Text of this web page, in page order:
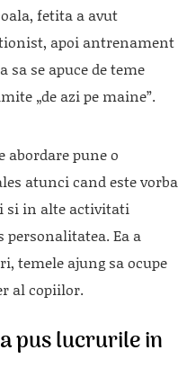
fetita a avut
apoi antrenament
sa se apuce de teme
„de azi pe maine”.
abordare pune o
atunci cand este vorba
si in alte activitati
personalitatea. Ea a
temele ajung sa ocupe
al copiilor.
pus lucrurile in